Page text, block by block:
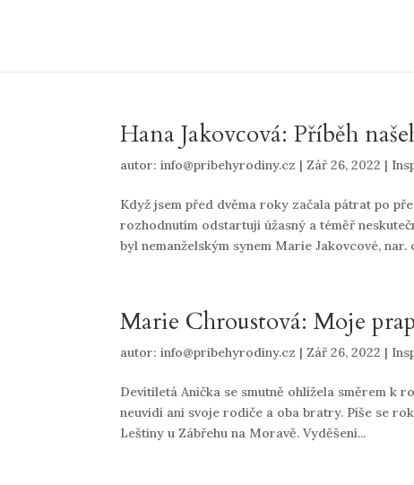
Hana Jakovcová: Příběh
autor:info@pribehyrodiny.cz | Zář 26, 2022 |
Když jsem před dvěma roky začala pátrat po
rozhodnutím odstartuji úžasný a téměř
byl nemanželským synem Marie Jakovcové, nar.
Marie Chroustová: Moje
autor:info@pribehyrodiny.cz | Zář 26, 2022 |
Devítiletá Anička se smutně ohlížela směrem k
neuvidí ani svoje rodiče a oba bratry. Píše se
Leštiny u Zábřehu na Moravě. Vyděšení...